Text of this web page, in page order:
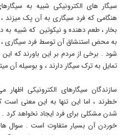
سیگار های الکترونیکی شبیه به
هنگامی که فرد سیگاری به آن پک میزند
بخار ، طعم دهنده و نیکوتین که شبیه
به محض استنشاق آن توسط فرد سیگاری
شود . برخی از مردم بر این باورند که
تمایل به ترک سیگار دارند ، و بوسیله آن
سازندگان سیگارهای الکترونیکی
خطرند ، اما این تنها به این معنی
شدن مشکلی برای فرد ایجاد نخواهد کرد
خوردن آن بسیار متفاوت است . سوال